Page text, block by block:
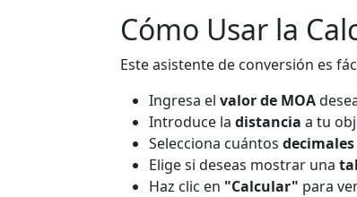
Cómo Usar la
Este asistente de conversión es
Ingresa el valor de MOA
Introduce la distancia a tu
Selecciona cuántos decimales
Elige si deseas mostrar una
Haz clic en "Calcular" para